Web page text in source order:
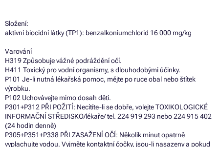
Složení:
aktivní biocidní látky (TP1): benzalkoniumchlorid 16 000 mg/kg
Varování
H319 Způsobuje vážné podráždění očí.
H411 Toxický pro vodní organismy, s dlouhodobými účinky.
P101 Je-li nutná lékařská pomoc, mějte po ruce obal nebo štítek
výrobku.
P102 Uchovávejte mimo dosah dětí.
P301+P312 PŘI POŽITÍ: Necítíte-li se dobře, volejte TOXIKOLOGICKÉ
INFORMAČNÍ STŘEDISKO/lékaře/ tel. 224 919 293 nebo 224 915 402
(24 hodin denně)
P305+P351+P338 PŘI ZASAŽENÍ OČÍ: Několik minut opatrně
vyplachujte vodou. Vyjměte kontaktní čočky, jsou-li nasazeny a pokud